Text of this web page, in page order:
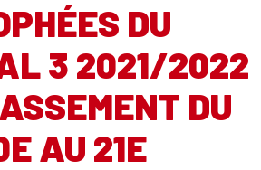
DU
3 2021/2022
DU
AU 21E